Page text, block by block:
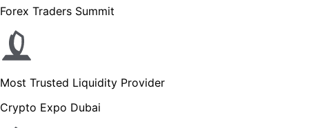
Forex Traders Summit
Most Trusted Liquidity Provider
Crypto Expo Dubai